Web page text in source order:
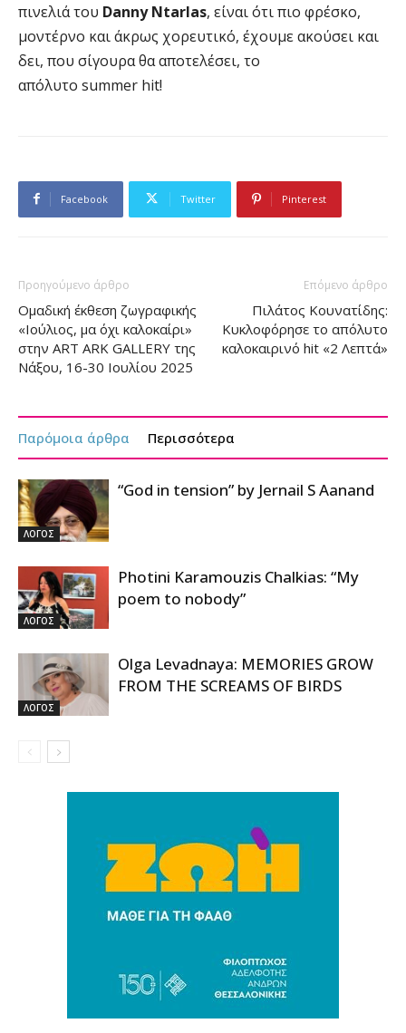
πινελιά του Danny Ntarlas, είναι ότι πιο φρέσκο,
μοντέρνο και άκρως χορευτικό, έχουμε ακούσει και
δει, που σίγουρα θα αποτελέσει, το
απόλυτο summer hit!
Facebook Twitter Pinterest
Προηγούμενο άρθρο
Ομαδική έκθεση ζωγραφικής
«Ιούλιος, μα όχι καλοκαίρι»
στην ART ARK GALLERY της
Νάξου, 16-30 Ιουλίου 2025
Επόμενο άρθρο
Πιλάτος Κουνατίδης:
Κυκλοφόρησε το απόλυτο
καλοκαιρινό hit «2 Λεπτά»
Παρόμοια άρθρα Περισσότερα
ΛΟΓΟΣ
“God in tension” by Jernail S Aanand
ΛΟΓΟΣ
Photini Karamouzis Chalkias: “My
poem to nobody”
ΛΟΓΟΣ
Olga Levadnaya: MEMORIES GROW
FROM THE SCREAMS OF BIRDS